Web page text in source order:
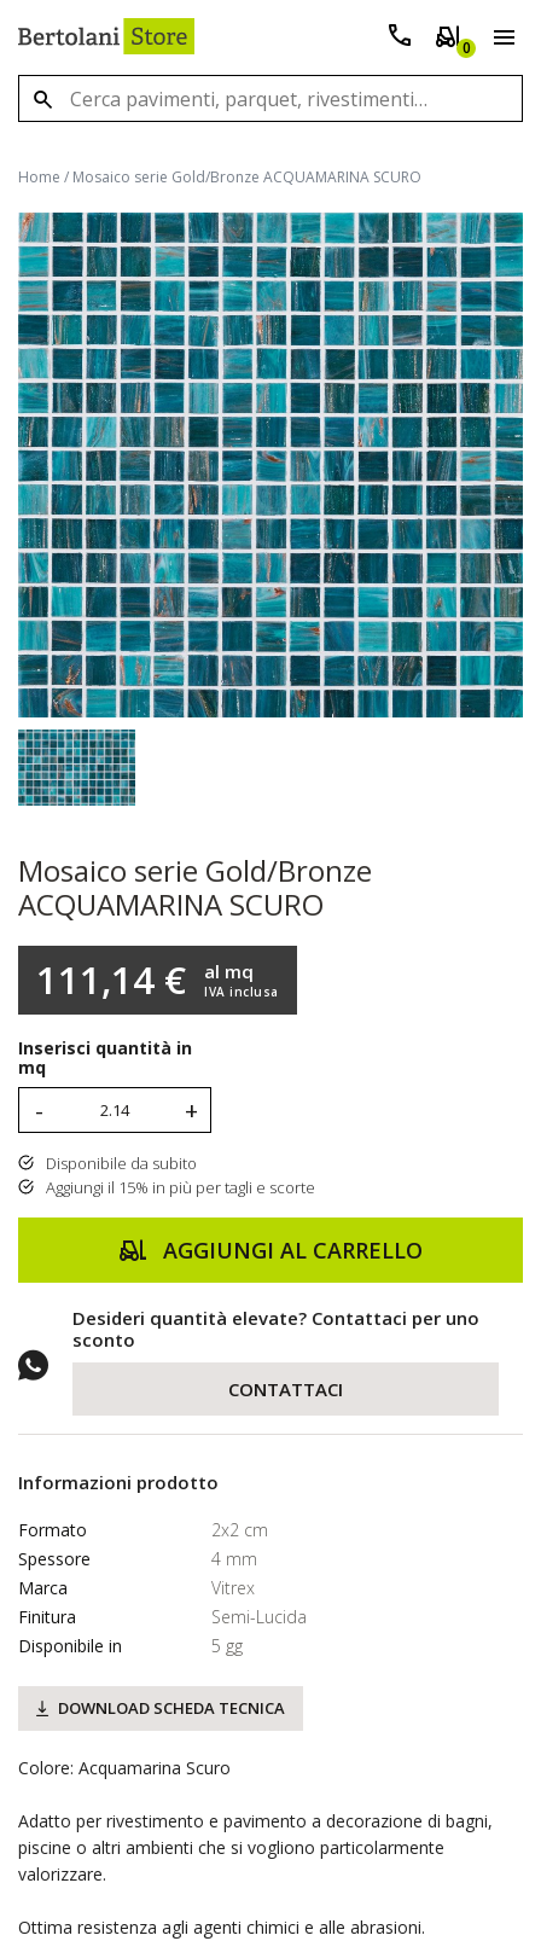
0
Home / Mosaico serie Gold/Bronze ACQUAMARINA SCURO
Mosaico serie Gold/Bronze
ACQUAMARINA SCURO
111,14 € IVA inclusa
al mq
Inserisci quantità in
mq
- +
Disponibile da subito
Aggiungi il 15% in più per tagli e scorte
AGGIUNGI AL CARRELLO
Desideri quantità elevate? Contattaci per uno
sconto
CONTATTACI
Informazioni prodotto
Formato
2x2 cm
Spessore
4 mm
Marca
Vitrex
Finitura
Semi-Lucida
Disponibile in
5 gg
DOWNLOAD SCHEDA TECNICA
Colore: Acquamarina Scuro
Adatto per rivestimento e pavimento a decorazione di bagni,
piscine o altri ambienti che si vogliono particolarmente
valorizzare.
Ottima resistenza agli agenti chimici e alle abrasioni.